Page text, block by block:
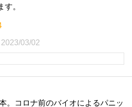
す。
2023/03/02
。コロナ前のバイオによるパニッ